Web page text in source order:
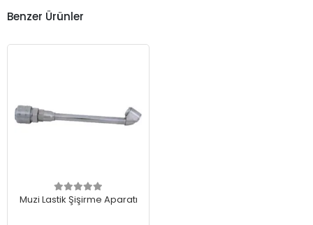
Benzer Ürünler
Muzi Lastik Şişirme Aparatı